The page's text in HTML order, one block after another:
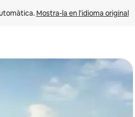
Mostra-la en l'idioma original